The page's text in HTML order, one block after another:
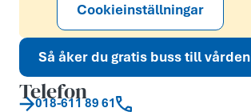
Cookieinställningar
Så åker du gratis buss till vården
Telefon
018-611 89 61